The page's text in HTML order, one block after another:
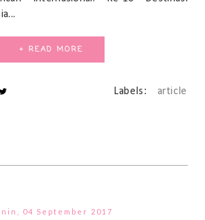
+ READ MORE
Labels: article
04 September 2017